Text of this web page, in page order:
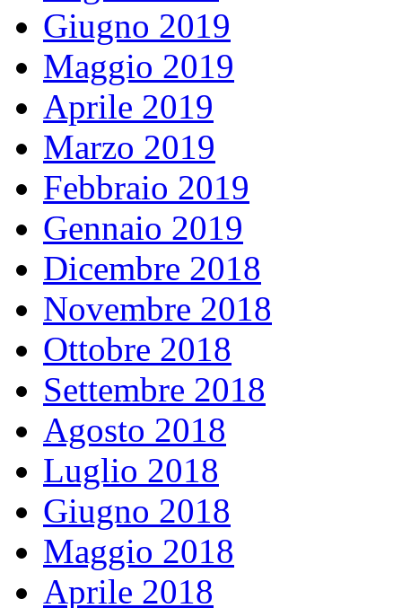
Giugno 2019
Maggio 2019
Aprile 2019
Marzo 2019
Febbraio 2019
Gennaio 2019
Dicembre 2018
Novembre 2018
Ottobre 2018
Settembre 2018
Agosto 2018
Luglio 2018
Giugno 2018
Maggio 2018
Aprile 2018